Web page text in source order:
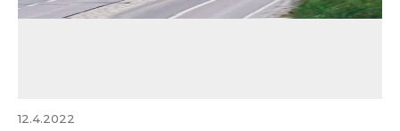
12.4.2022